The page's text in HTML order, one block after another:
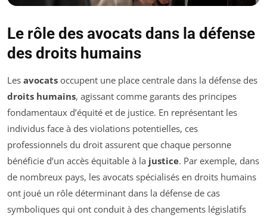
Le rôle des avocats dans la défense
des droits humains
Les avocats occupent une place centrale dans la défense des
droits humains, agissant comme garants des principes
fondamentaux d’équité et de justice. En représentant les
individus face à des violations potentielles, ces
professionnels du droit assurent que chaque personne
bénéficie d’un accès équitable à la justice. Par exemple, dans
de nombreux pays, les avocats spécialisés en droits humains
ont joué un rôle déterminant dans la défense de cas
symboliques qui ont conduit à des changements législatifs